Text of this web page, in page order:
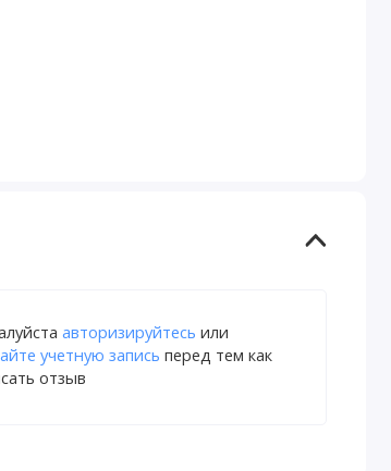
авторизируйтесь или
учетную запись перед тем как
отзыв